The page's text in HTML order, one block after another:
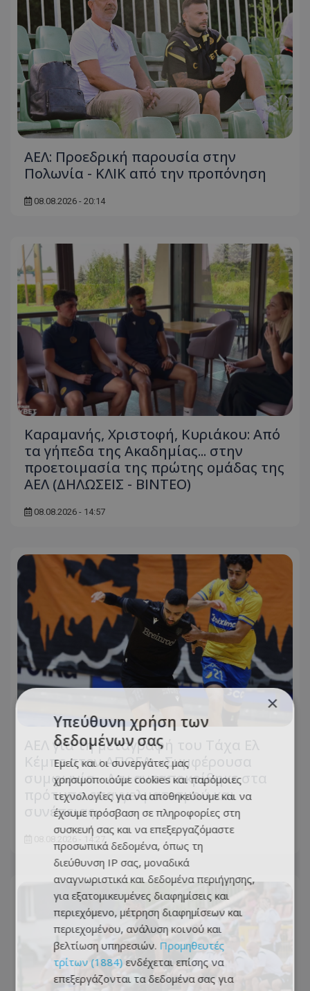
ΑΕΛ: Προεδρική παρουσία στην
Πολωνία - ΚΛΙΚ από την προπόνηση
08.08.2026 - 20:14
Καραμανής, Χριστοφή, Κυριάκου: Από
τα γήπεδα της Ακαδημίας... στην
προετοιμασία της πρώτης ομάδας της
ΑΕΛ (ΔΗΛΩΣΕΙΣ - ΒΙΝΤΕΟ)
08.08.2026 - 14:57
ΑΕΛ για τη μεταγραφή του Τάχα Ελ
Κέμπε στον ΑΠΟΕΛ: «Συμφέρουσα
συμφωνία - Δεν ανταποκρίθηκε στα
πρότυπα επαγγελματισμού και
συνέπειας»
08.08.2026 - 14:27
×
Υπεύθυνη χρήση των
δεδομένων σας
Εμείς και οι συνεργάτες μας
χρησιμοποιούμε cookies και παρόμοιες
τεχνολογίες για να αποθηκεύουμε και να
έχουμε πρόσβαση σε πληροφορίες στη
συσκευή σας και να επεξεργαζόμαστε
προσωπικά δεδομένα, όπως τη
διεύθυνση IP σας, μοναδικά
αναγνωριστικά και δεδομένα περιήγησης,
για εξατομικευμένες διαφημίσεις και
περιεχόμενο, μέτρηση διαφημίσεων και
περιεχομένου, ανάλυση κοινού και
βελτίωση υπηρεσιών. Προμηθευτές
τρίτων (1884) ενδέχεται επίσης να
επεξεργάζονται τα δεδομένα σας για